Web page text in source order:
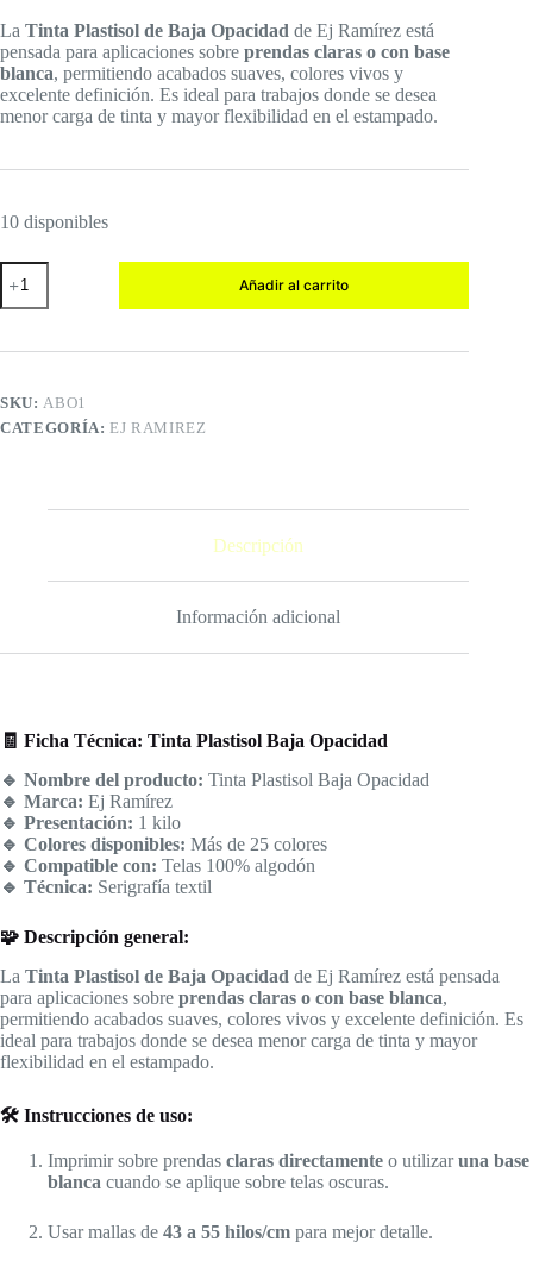
La Tinta Plastisol de Baja Opacidad de Ej Ramírez está
pensada para aplicaciones sobre prendas claras o con base
blanca, permitiendo acabados suaves, colores vivos y
excelente definición. Es ideal para trabajos donde se desea
menor carga de tinta y mayor flexibilidad en el estampado.
10 disponibles
AQUA
BO
cantidad
Añadir al carrito
SKU: ABO1
CATEGORÍA:EJ RAMIREZ
Descripción
Información adicional
🧾 Ficha Técnica: Tinta Plastisol Baja Opacidad
🔹 Nombre del producto: Tinta Plastisol Baja Opacidad
🔹 Marca: Ej Ramírez
🔹 Presentación: 1 kilo
🔹 Colores disponibles: Más de 25 colores
🔹 Compatible con: Telas 100% algodón
🔹 Técnica: Serigrafía textil
🧩 Descripción general:
La Tinta Plastisol de Baja Opacidad de Ej Ramírez está pensada
para aplicaciones sobre prendas claras o con base blanca,
permitiendo acabados suaves, colores vivos y excelente definición. Es
ideal para trabajos donde se desea menor carga de tinta y mayor
flexibilidad en el estampado.
🛠️ Instrucciones de uso:
Imprimir sobre prendas claras directamente o utilizaruna base
blanca cuando se aplique sobre telas oscuras.
Usar mallas de 43 a 55 hilos/cm para mejor detalle.